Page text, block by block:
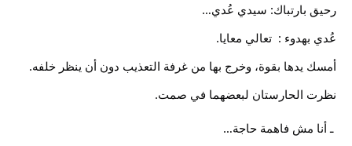
رحيق بارتباك: سيدي عُدي…
عُدي بهدوء :  تعالي معايا.
أمسك يدها بقوة، وخرج بها من غرفة التعذيب دون أن ينظر خلفه.
نظرت الحارستان لبعضهما في صمت.
ـ أنا مش فاهمة حاجة…